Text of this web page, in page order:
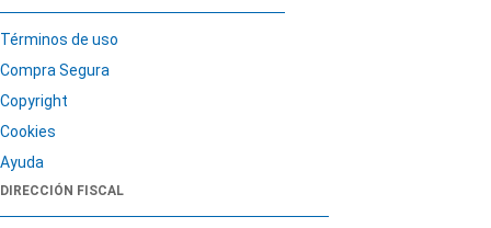
Términos de uso
Compra Segura
Copyright
Cookies
Ayuda
DIRECCIÓN FISCAL